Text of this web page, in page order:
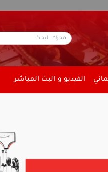
الفيديو و البث المباشر